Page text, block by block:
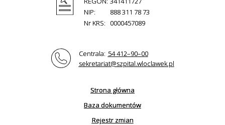
NIP:
888 311 78 73
Nr KRS:
0000457089
Centrala: 54 412–90–00
sekretariat@szpital.wloclawek.pl
Strona główna
Baza dokumentów
Rejestr zmian